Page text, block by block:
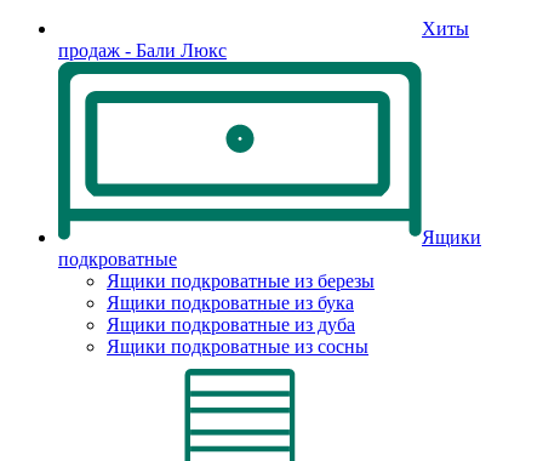
Хиты
продаж - Бали Люкс
Ящики
подкроватные
Ящики подкроватные из березы
Ящики подкроватные из бука
Ящики подкроватные из дуба
Ящики подкроватные из сосны